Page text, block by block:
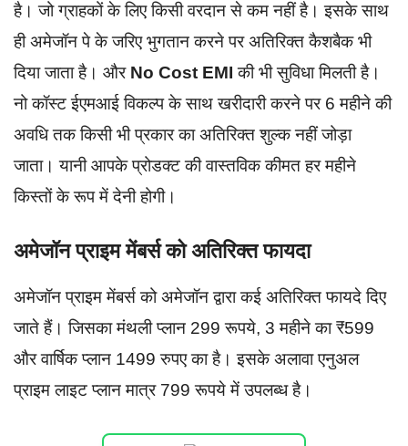
है। जो ग्राहकों के लिए किसी वरदान से कम नहीं है। इसके साथ
ही अमेजॉन पे के जरिए भुगतान करने पर अतिरिक्त कैशबैक भी
दिया जाता है। और No Cost EMI की भी सुविधा मिलती है।
नो कॉस्ट ईएमआई विकल्प के साथ खरीदारी करने पर 6 महीने की
अवधि तक किसी भी प्रकार का अतिरिक्त शुल्क नहीं जोड़ा
जाता। यानी आपके प्रोडक्ट की वास्तविक कीमत हर महीने
किस्तों के रूप में देनी होगी।
अमेजॉन प्राइम मेंबर्स को अतिरिक्त फायदा
अमेजॉन प्राइम मेंबर्स को अमेजॉन द्वारा कई अतिरिक्त फायदे दिए
जाते हैं। जिसका मंथली प्लान 299 रूपये, 3 महीने का ₹599
और वार्षिक प्लान 1499 रुपए का है। इसके अलावा एनुअल
प्राइम लाइट प्लान मात्र 799 रूपये में उपलब्ध है।